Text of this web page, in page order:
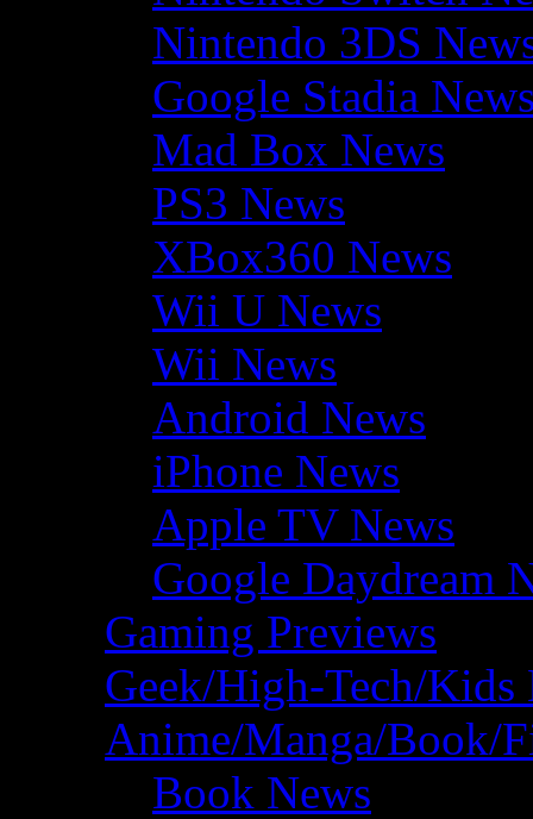
Nintendo 3DS
Google Stadia
Mad Box News
PS3 News
XBox360 News
Wii U News
Wii News
Android News
iPhone News
Apple TV News
Google Daydream
Gaming Previews
Geek/High-Tech/Kids
Anime/Manga/Book/
Book News